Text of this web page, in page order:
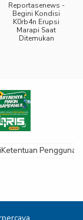
Reportasenews -
Begini Kondisi
K0rb4n Erupsi
Marapi Saat
Ditemukan
Ketentuan Pengguna